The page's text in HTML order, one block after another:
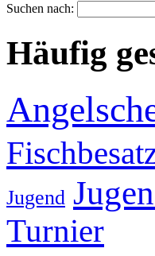
Suchen nach:
Häufig
Jugend
Turnier